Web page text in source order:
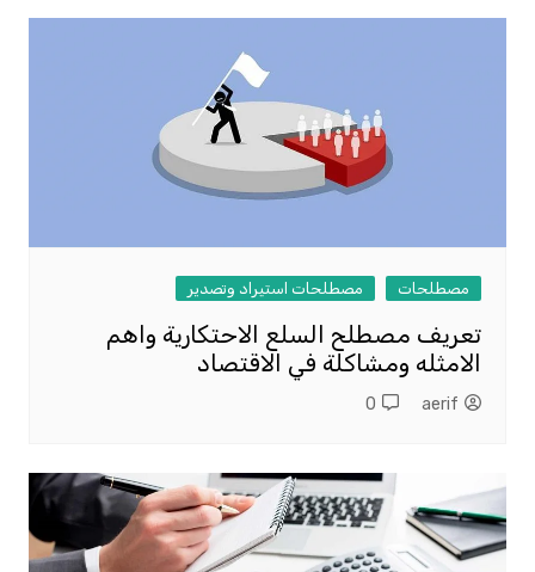
مصطلحات مصطلحات استيراد وتصدير
تعريف مصطلح السلع الاحتكارية واهم
الامثله ومشاكلة في الاقتصاد
aerif
0